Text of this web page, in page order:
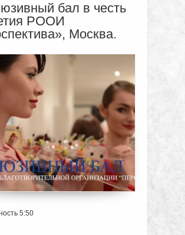
бал в честь
РООИ
Москва.
5:50